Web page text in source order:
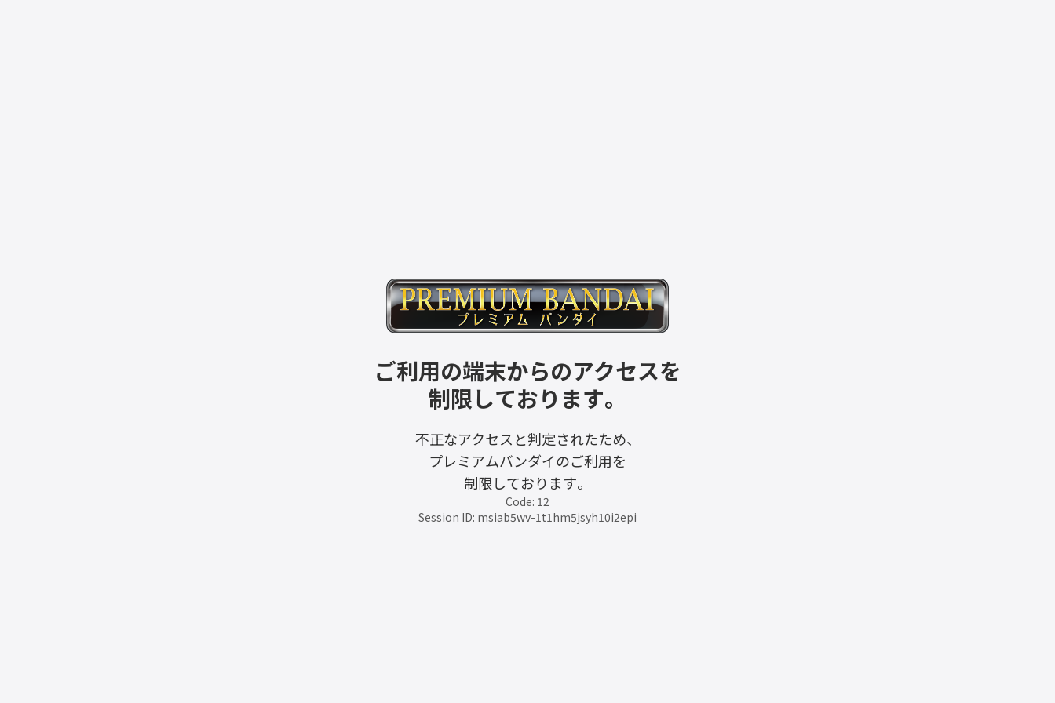
ご利用の端末からのアクセスを
制限しております。
不正なアクセスと判定されたため、
プレミアムバンダイのご利用を
制限しております。
Code: 12
Session ID: msiab5wv-1t1hm5jsyh10i2epi